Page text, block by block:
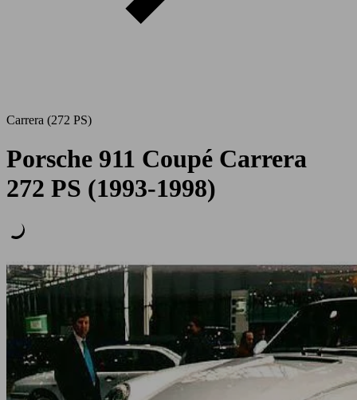
Carrera (272 PS)
Porsche 911 Coupé Carrera
272 PS (1993-1998)